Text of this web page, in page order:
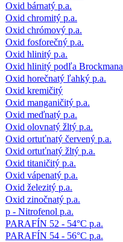
Oxid bárnatý p.a.
Oxid chromitý p.a.
Oxid chrómový p.a.
Oxid fosforečný p.a.
Oxid hlinitý p.a.
Oxid hlinitý podľa Brockmana
Oxid horečnatý ľahký p.a.
Oxid kremičitý
Oxid manganičitý p.a.
Oxid meďnatý p.a.
Oxid olovnatý žltý p.a.
Oxid ortuťnatý červený p.a.
Oxid ortuťnatý žltý p.a.
Oxid titaničitý p.a.
Oxid vápenatý p.a.
Oxid železitý p.a.
Oxid zinočnatý p.a.
p - Nitrofenol p.a.
PARAFÍN 52 - 54°C p.a.
PARAFÍN 54 - 56°C p.a.